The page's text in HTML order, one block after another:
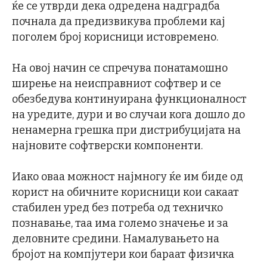
ќе се утврди дека одредена надградба
почнала да предизвикува проблеми кај
поголем број корисници истовремено.
На овој начин се спречува понатамошно
ширење на неисправниот софтвер и се
обезбедува континуирана функционалност
на уредите, дури и во случаи кога дошло до
ненамерна грешка при дистрибуцијата на
најновите софтверски компоненти.
Иако оваа можност најмногу ќе им биде од
корист на обичните корисници кои сакаат
стабилен уред без потреба од техничко
познавање, таа има големо значење и за
деловните средини. Намалувањето на
бројот на компјутери кои бараат физичка